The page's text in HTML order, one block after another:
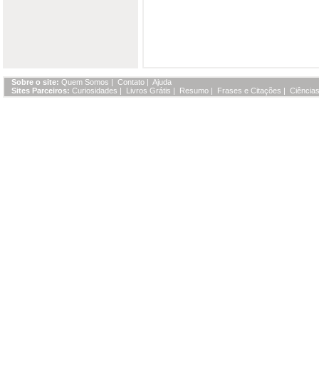
Sobre o site: Quem Somos | Contato | Ajuda
Sites Parceiros: Curiosidades | Livros Grátis | Resumo | Frases e Citações |